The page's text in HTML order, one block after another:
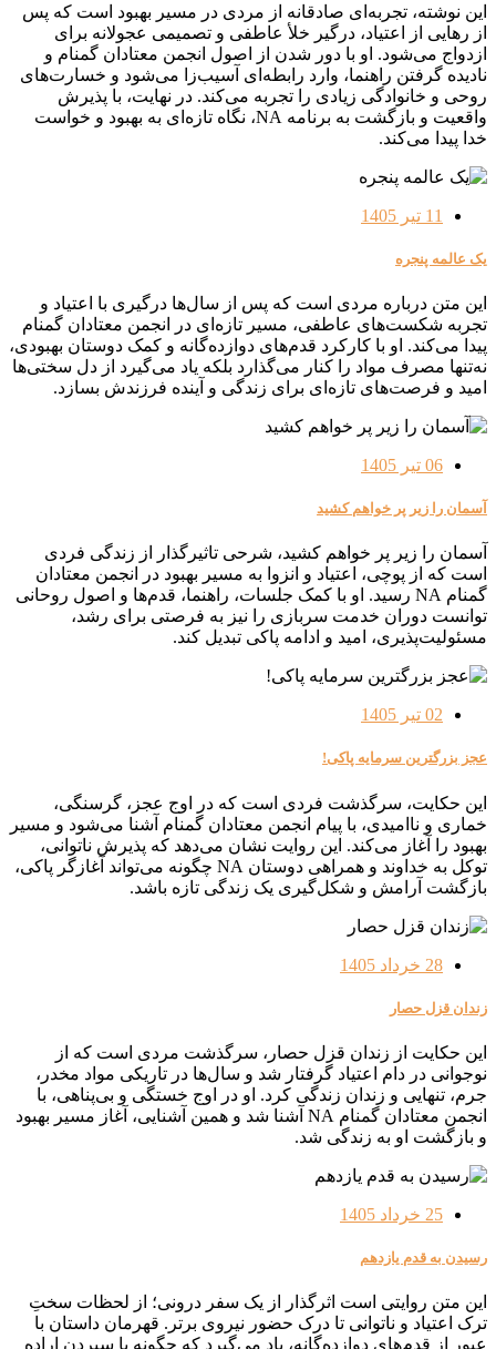
این نوشته، تجربه‌ای صادقانه از مردی در مسیر بهبود است که پس
از رهایی از اعتیاد، درگیر خلأ عاطفی و تصمیمی عجولانه برای
ازدواج می‌شود. او با دور شدن از اصول انجمن معتادان گمنام و
نادیده گرفتن راهنما، وارد رابطه‌ای آسیب‌زا می‌شود و خسارت‌های
روحی و خانوادگی زیادی را تجربه می‌کند. در نهایت، با پذیرش
واقعیت و بازگشت به برنامه NA، نگاه تازه‌ای به بهبود و خواست
خدا پیدا می‌کند.
11 تیر 1405
یک عالمه پنجره
این متن درباره مردی است که پس از سال‌ها درگیری با اعتیاد و
تجربه شکست‌های عاطفی، مسیر تازه‌ای در انجمن معتادان گمنام
پیدا می‌کند. او با کارکرد قدم‌های دوازده‌گانه و کمک دوستان بهبودی،
نه‌تنها مصرف مواد را کنار می‌گذارد بلکه یاد می‌گیرد از دل سختی‌ها
امید و فرصت‌های تازه‌ای برای زندگی و آینده فرزندش بسازد.
06 تیر 1405
آسمان را زیر پر خواهم کشید
آسمان را زیر پر خواهم کشید، شرحی تاثیرگذار از زندگی فردی
است که از پوچی، اعتیاد و انزوا به مسیر بهبود در انجمن معتادان
گمنام NA رسید. او با کمک جلسات، راهنما، قدم‌ها و اصول روحانی
توانست دوران خدمت سربازی را نیز به فرصتی برای رشد،
مسئولیت‌پذیری، امید و ادامه پاکی تبدیل کند.
02 تیر 1405
عجز بزرگترین سرمایه پاکی!
این حکایت، سرگذشت فردی است که در اوج عجز، گرسنگی،
خماری و ناامیدی، با پیام انجمن معتادان گمنام آشنا می‌شود و مسیر
بهبود را آغاز می‌کند. این روایت نشان می‌دهد که پذیرش ناتوانی،
توکل به خداوند و همراهی دوستان NA چگونه می‌تواند آغازگر پاکی،
بازگشت آرامش و شکل‌گیری یک زندگی تازه باشد.
28 خرداد 1405
زندان قزل حصار
این حکایت از زندان قزل حصار، سرگذشت مردی است که از
نوجوانی در دام اعتیاد گرفتار شد و سال‌ها در تاریکی مواد مخدر،
جرم، تنهایی و زندان زندگی کرد. او در اوج خستگی و بی‌پناهی، با
انجمن معتادان گمنام NA آشنا شد و همین آشنایی، آغاز مسیر بهبود
و بازگشت او به زندگی شد.
25 خرداد 1405
رسیدن به قدم یازدهم
این متن روایتی است اثرگذار از یک سفر درونی؛ از لحظات سختِ
ترک اعتیاد و ناتوانی تا درک حضور نیروی برتر. قهرمان داستان با
عبور از قدم‌های دوازده‌گانه، یاد می‌گیرد که چگونه با سپردن اراده